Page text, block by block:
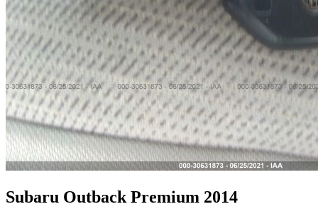
Subaru Outback Premium 2014